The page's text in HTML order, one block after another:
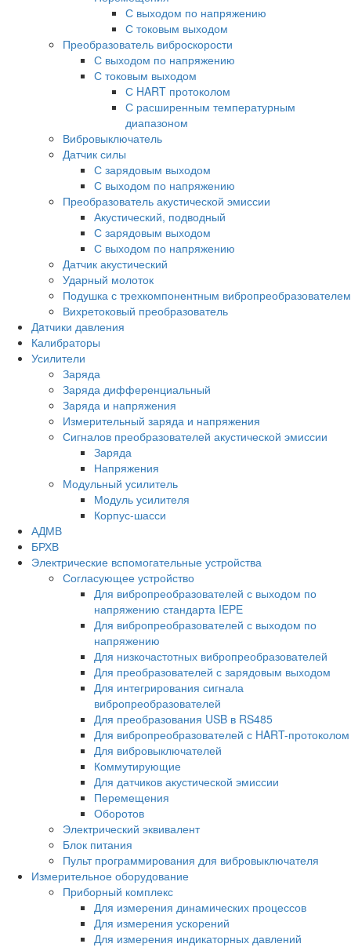
С выходом по напряжению
С токовым выходом
Преобразователь виброскорости
С выходом по напряжению
С токовым выходом
С HART протоколом
С расширенным температурным
диапазоном
Вибровыключатель
Датчик силы
С зарядовым выходом
С выходом по напряжению
Преобразователь акустической эмиссии
Акустический, подводный
С зарядовым выходом
С выходом по напряжению
Датчик акустический
Ударный молоток
Подушка с трехкомпонентным вибропреобразователем
Вихретоковый преобразователь
Дaтчики давления
Калибраторы
Усилители
Заряда
Заряда дифференциальный
Заряда и напряжения
Измерительный заряда и напряжения
Сигналов преобразователей акустической эмиссии
Заряда
Напряжения
Модульный усилитель
Модуль усилителя
Корпус-шасси
АДМВ
БРХВ
Электрические вспомогательные устройства
Согласующее устройство
Для вибропреобразователей с выходом по
напряжению стандарта IEPE
Для вибропреобразователей с выходом по
напряжению
Для низкочастотных вибропреобразователей
Для преобразователей с зарядовым выходом
Для интегрирования сигнала
вибропреобразователей
Для преобразования USB в RS485
Для вибропреобразователей с HART-протоколом
Для вибровыключателей
Коммутирующие
Для датчиков акустической эмиссии
Перемещения
Оборотов
Электрический эквивалент
Блок питания
Пульт программирования для вибровыключателя
Измерительное оборудование
Приборный комплекс
Для измерения динамических процессов
Для измерения ускорений
Для измерения индикаторных давлений